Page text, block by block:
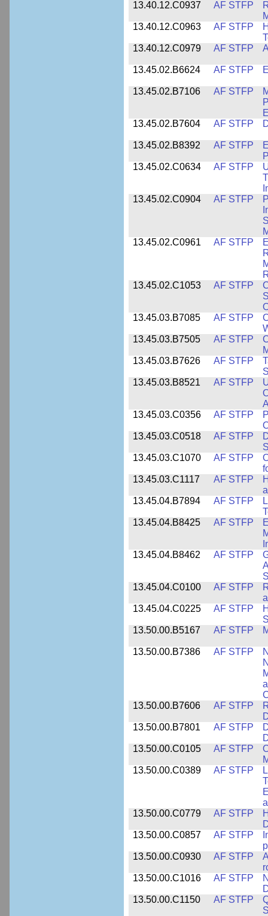
13.40.12.C0937 AF STFP
13.40.12.C0963
AF STFP
13.40.12.C0979
AF STFP
13.45.02.B6624 AF STFP
13.45.02.B7106 AF STFP
13.45.02.B7604
AF STFP
13.45.02.B8392 AF STFP
13.45.02.C0634
AF STFP
13.45.02.C0904
AF STFP
13.45.02.C0961
AF STFP
13.45.02.C1053
AF STFP
13.45.03.B7085
AF STFP
13.45.03.B7505
AF STFP
13.45.03.B7626
AF STFP
13.45.03.B8521
AF STFP
13.45.03.C0356
AF STFP
13.45.03.C0518
AF STFP
13.45.03.C1070
AF STFP
13.45.03.C1117
AF STFP
13.45.04.B7894
AF STFP
13.45.04.B8425
AF STFP
13.45.04.B8462
AF STFP
13.45.04.C0100
AF STFP
13.45.04.C0225
AF STFP
13.50.00.B5167
AF STFP
13.50.00.B7386 AF STFP
13.50.00.B7606
AF STFP
13.50.00.B7801
AF STFP
13.50.00.C0105
AF STFP
13.50.00.C0389
AF STFP
13.50.00.C0779
AF STFP
13.50.00.C0857
AF STFP
13.50.00.C0930
AF STFP
13.50.00.C1016
AF STFP
13.50.00.C1150
AF STFP